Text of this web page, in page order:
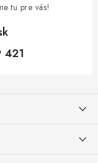
tu pre vás!
421